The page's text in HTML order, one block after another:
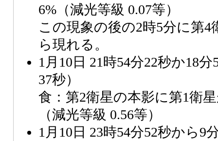
6%（減光等級 0.07等）
この現象の後の2時5分に第
ら現れる。
1月10日 21時54分22秒か18
37秒）
食：第2衛星の本影に第1衛
（減光等級 0.56等）
1月10日 23時54分52秒から9